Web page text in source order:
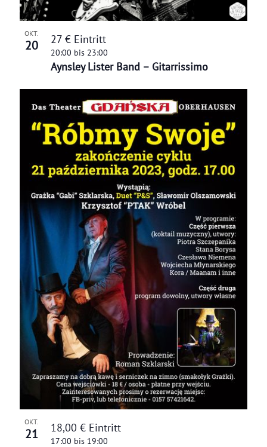
OKT.
20
Aynsley Lister Band – Gitarrissimo
20:00 bis 23:00
27 € Eintritt
OKT.
21 17:00 bis 19:00
18,00 € Eintritt